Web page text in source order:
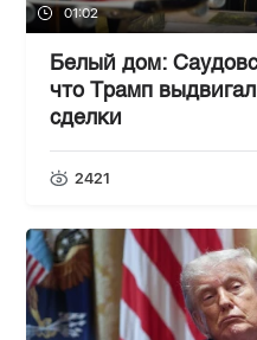
01:02
Белый дом:
что Трамп
сделки
2421